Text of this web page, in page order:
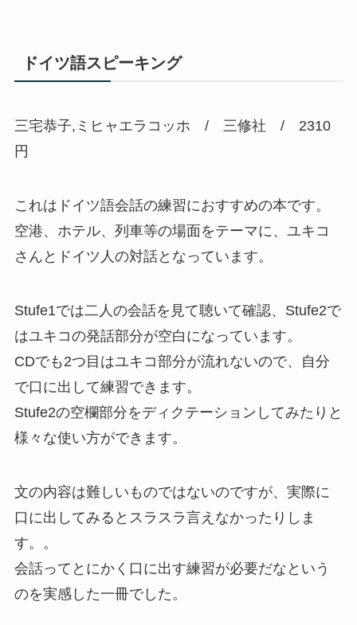
ドイツ語スピーキング
三宅恭子,ミヒャエラコッホ / 三修社 / 2310
円
これはドイツ語会話の練習におすすめの本です。
空港、ホテル、列車等の場面をテーマに、ユキコ
さんとドイツ人の対話となっています。
Stufe1では二人の会話を見て聴いて確認、Stufe2で
はユキコの発話部分が空白になっています。
CDでも2つ目はユキコ部分が流れないので、自分
で口に出して練習できます。
Stufe2の空欄部分をディクテーションしてみたりと
様々な使い方ができます。
文の内容は難しいものではないのですが、実際に
口に出してみるとスラスラ言えなかったりしま
す。。
会話ってとにかく口に出す練習が必要だなという
のを実感した一冊でした。